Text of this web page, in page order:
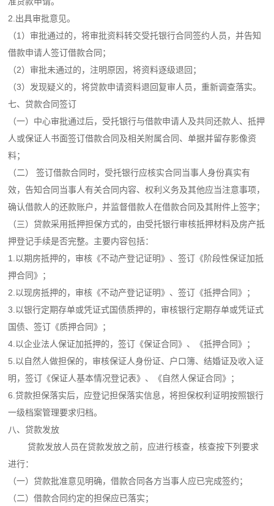
2.出具审批意见。
（1）审批通过的，将审批资料转交受托银行合同签约人员，并告知
借款申请人签订借款合同；
（2）审批未通过的，注明原因，将资料逐级退回；
（3）发现疑义的，将贷款申请资料退回复审人员，重新调查落实。
七、贷款合同签订
（一）中心审批通过后，受托银行与借款申请人及共同还款人、抵押
人或保证人书面签订借款合同及相关附属合同、单据并留存影像资
料；
（二） 签订借款合同时，受托银行应核实合同当事人身份真实有
效，告知合同当事人有关合同内容、权利义务及其他应当注意事项，
确认借款人的还款账户，并监督借款人在借款合同及其附件上签字；
（三）贷款采用抵押担保方式的，由受托银行审核抵押材料及房产抵
押登记手续是否完整。主要内容包括：
1.以期房抵押的，审核《不动产登记证明》、签订《阶段性保证加抵
押合同》；
2.以现房抵押的，审核《不动产登记证明》、签订《抵押合同》；
3.以银行定期存单或凭证式国债质押的，审核银行定期存单或凭证式
国债、签订《质押合同》；
4.以企业法人保证加抵押的，签订《保证合同》、《抵押合同》；
5.以自然人做担保的，审核保证人身份证、户口簿、结婚证及收入证
明，签订《保证人基本情况登记表》、《自然人保证合同》；
6.贷款担保落实后，应登记担保落实信息，将担保权利证明按照银行
一级档案管理要求归档。
八、贷款发放
贷款发放人员在贷款发放之前，应进行核查，核查按下列要求
进行：
（一）贷款批准意见明确，借款合同各方当事人应已完成签约；
（二）借款合同约定的担保应已落实；